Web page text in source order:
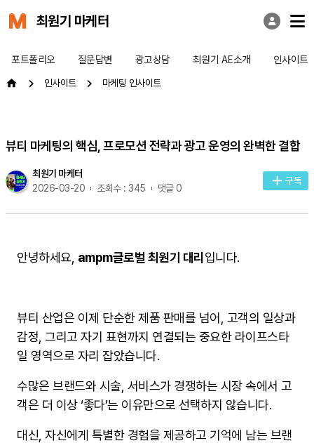
최원기 마케터
포트폴리오 질문답변 광고상담 최원기 AE소개 인사이트
인사이트 마케팅 인사이트
뷰티 마케팅의 핵심, 프로모션 전략과 광고 운영의 완벽한 결합
최원기 마케터
2026-03-20
조회수 : 345 댓글 0
구독
안녕하세요, ampm글로벌 최원기 대리입니다.
뷰티 산업은 이제 단순한 제품 판매를 넘어, 고객의 일상과
감정, 그리고 자기 표현까지 연결되는 중요한 라이프스타
일 영역으로 자리 잡았습니다.
수많은 브랜드와 시술, 서비스가 경쟁하는 시장 속에서 고
객은 더 이상 ‘좋다’는 이유만으로 선택하지 않습니다.
대신, 자신에게 특별한 경험을 제공하고 기억에 남는 브랜